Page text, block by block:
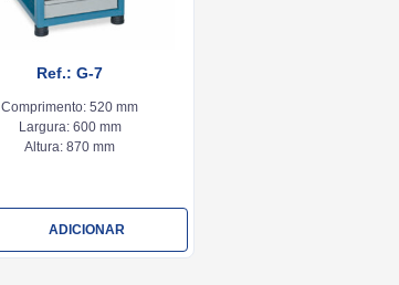
Ref.: G-7
Comprimento: 520 mm
Largura: 600 mm
Altura: 870 mm
ADICIONAR